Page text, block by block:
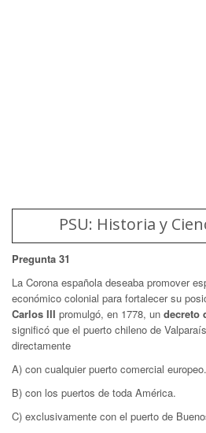
PSU: Historia y
Pregunta 31
La Corona española deseaba promover
económico colonial para fortalecer su
Carlos III promulgó, en 1778, un decreto
significó que el puerto chileno de
directamente
A) con cualquier puerto comercial europeo.
B) con los puertos de toda América.
C) exclusivamente con el puerto de